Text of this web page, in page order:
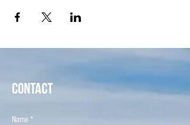
CONTACT
Name *